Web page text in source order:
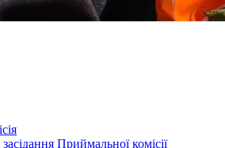
Приймальної комісії